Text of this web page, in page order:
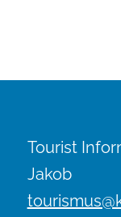
Tourist
Jakob